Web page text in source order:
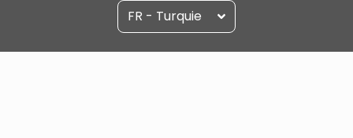
FR - Turquie